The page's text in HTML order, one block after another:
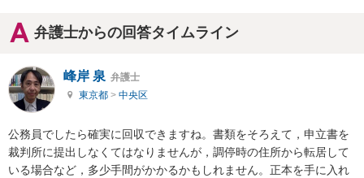
弁護士からの回答タイムライン
峰岸 泉 弁護士
東京都 > 中央区
公務員でしたら確実に回収できますね。書類をそろえて，申立書を
裁判所に提出しなくてはなりませんが，調停時の住所から転居して
いる場合など，多少手間がかかるかもしれません。正本を手に入れ